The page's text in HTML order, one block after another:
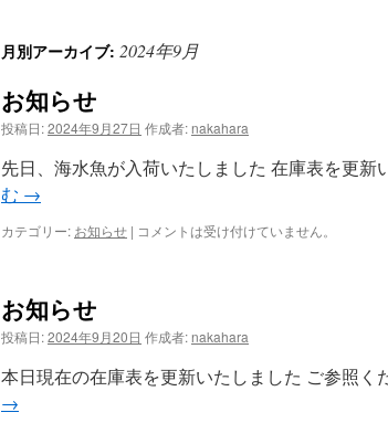
月別アーカイブ: 2024年9月
お知らせ
投稿日:2024年9月27日 作成者: nakahara
先日、海水魚が入荷いたしました 在庫表を更
む →
カテゴリー: お知らせ | コメントは受け付けていません。
お知らせ
投稿日:2024年9月20日 作成者: nakahara
本日現在の在庫表を更新いたしました ご参照
→